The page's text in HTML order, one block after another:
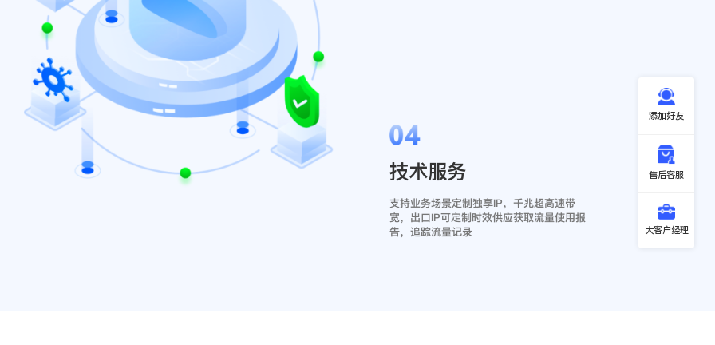
04
技术服务
支持业务场景定制独享IP，千兆超高速带
宽，出口IP可定制时效供应获取流量使用报
告，追踪流量记录
添加好友
售后客服
大客户经理